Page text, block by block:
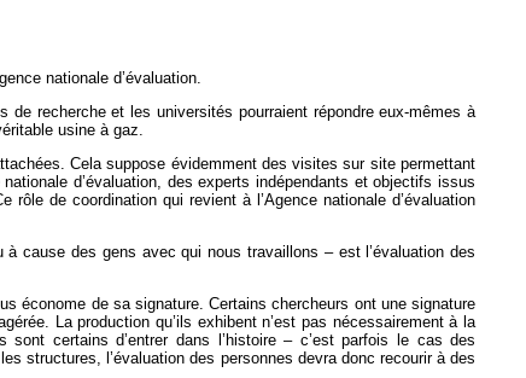
nationale d’évaluation.
de recherche et les universités pourraient répondre eux-mêmes à
usine à gaz.
Cela suppose évidemment des visites sur site permettant
d’évaluation, des experts indépendants et objectifs issus
de coordination qui revient à l’Agence nationale d’évaluation
cause des gens avec qui nous travaillons – est l’évaluation des
économe de sa signature. Certains chercheurs ont une signature
La production qu’ils exhibent n’est pas nécessairement à la
certains d’entrer dans l’histoire – c’est parfois le cas des
structures, l’évaluation des personnes devra donc recourir à des